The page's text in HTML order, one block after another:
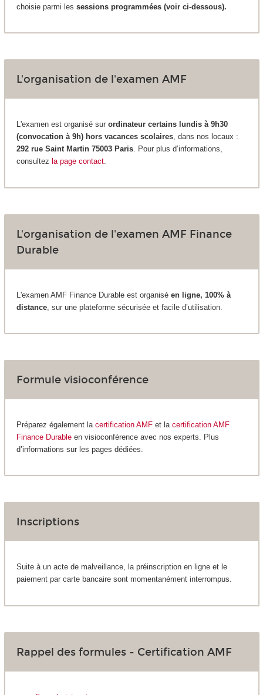
choisie parmi les sessions programmées (voir ci-dessous).
L'organisation de l'examen AMF
L'examen est organisé sur ordinateur certains lundis à 9h30
(convocation à 9h) hors vacances scolaires, dans nos locaux :
292 rue Saint Martin 75003 Paris. Pour plus d’informations,
consultez la page contact.
L'organisation de l'examen AMF Finance
Durable
L'examen AMF Finance Durable est organisé en ligne, 100% à
distance, sur une plateforme sécurisée et facile d’utilisation.
Formule visioconférence
Préparez également la certification AMFet la certification AMF
Finance Durableen visioconférence avec nos experts. Plus
d’informations sur les pages dédiées.
Inscriptions
Suite à un acte de malveillance, la préinscription en ligne et le
paiement par carte bancaire sont momentanément interrompus.
Rappel des formules - Certification AMF